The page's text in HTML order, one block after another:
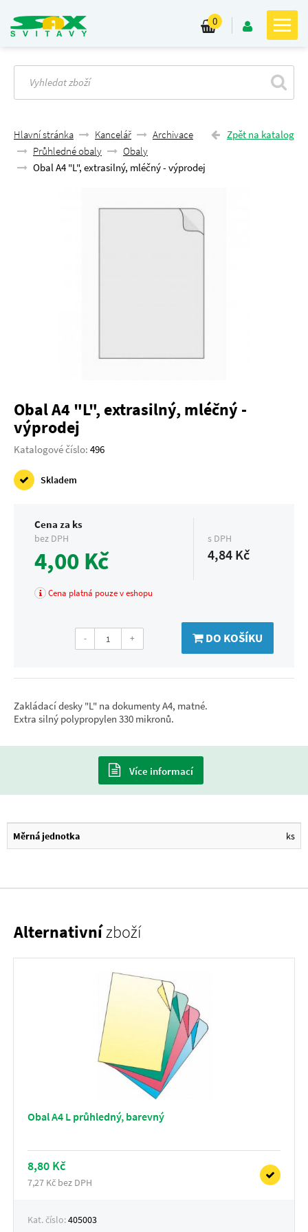
0
Zpět na katalog
Hlavní stránka Kancelář
Archivace
Průhledné obaly
Obaly
Obal A4 "L", extrasilný, mléčný - výprodej
Obal A4 "L", extrasilný, mléčný -
výprodej
Katalogové číslo: 496
Skladem
Cena za ks
bez DPH
4,00 Kč
s DPH
4,84 Kč
Cena platná pouze v eshopu
- + DO KOŠÍKU
Zakládací desky "L" na dokumenty A4, matné.
Extra silný polypropylen 330 mikronů.
Více informací
Měrná jednotka ks
Alternativnízboží
Obal A4 L průhledný, barevný
8,80 Kč
7,27 Kč bez DPH
Kat. číslo:405003